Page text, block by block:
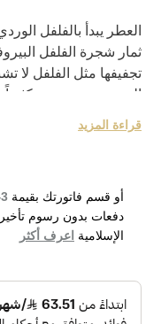
العطر يبدأ بالفلفل
ثمار شجرة الفلفل
تجفيفها مثل الفلفل لا
الورد و هو يستخدم
المقدمة رائحة
فهما مزيج من الرائحة
قراءة المزيد
أو قسم فاتورتك بقيمة
دفعات بدون رسوم
الإسلامية اعرف أكثر